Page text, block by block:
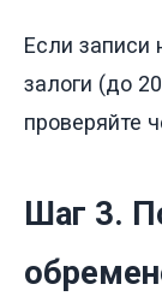
Если записи
залоги (до
проверяйте
Шаг 3.